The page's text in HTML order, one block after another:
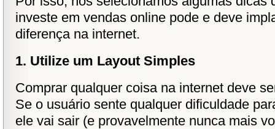
investe em vendas online pode e deve
diferença na internet.
1. Utilize um Layout Simples
Comprar qualquer coisa na internet deve
Se o usuário sente qualquer dificuldade
ele vai sair (e provavelmente nunca mais